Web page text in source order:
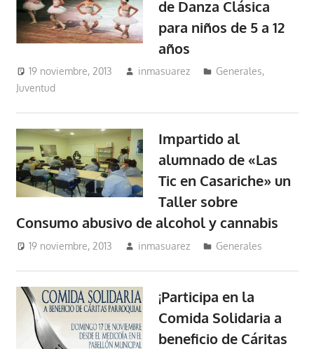
de Danza Clásica
para niños de 5 a 12
años
19 noviembre, 2013 inmasuarez Generales,
Juventud
Impartido al
alumnado de «Las
Tic en Casariche» un
Taller sobre
Consumo abusivo de alcohol y cannabis
19 noviembre, 2013 inmasuarez Generales
¡Participa en la
Comida Solidaria a
beneficio de Cáritas